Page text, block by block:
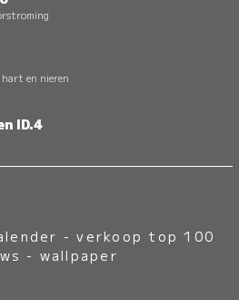
en nieren
ID.4
-verkoop top 100
- wallpaper